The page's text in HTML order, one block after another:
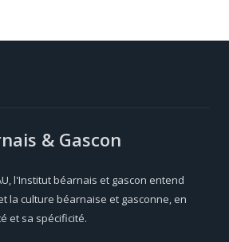
& Gascon
l'Institut béarnais et gascon entend
la culture béarnaise et gasconne, en
et sa spécificité.